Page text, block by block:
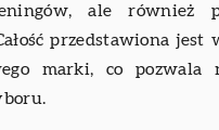
ale również
przedstawiona jest
marki, co pozwala